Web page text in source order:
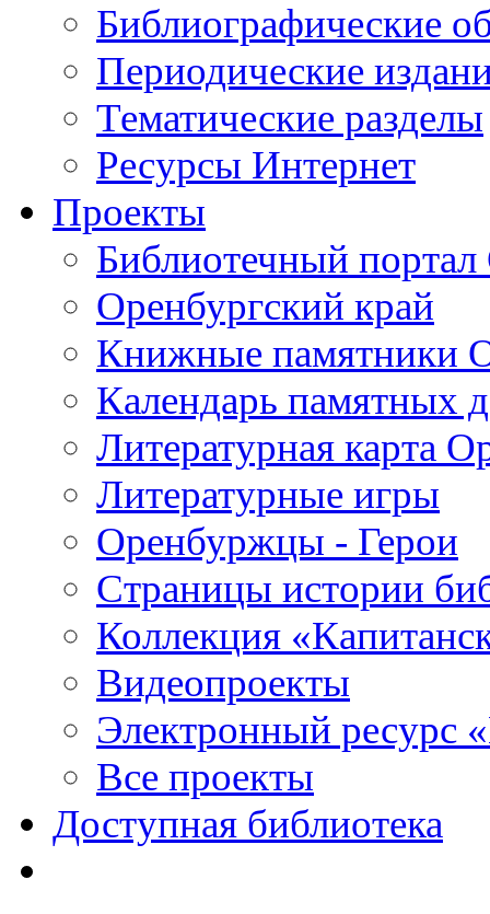
Библиографические
Периодические
Тематические разделы
Ресурсы Интернет
Проекты
Библиотечный портал
Оренбургский край
Книжные памятники
Календарь памятных
Литературная карта
Литературные игры
Оренбуржцы - Герои
Страницы истории
Коллекция
Видеопроекты
Электронный ресурс
Все проекты
Доступная библиотека